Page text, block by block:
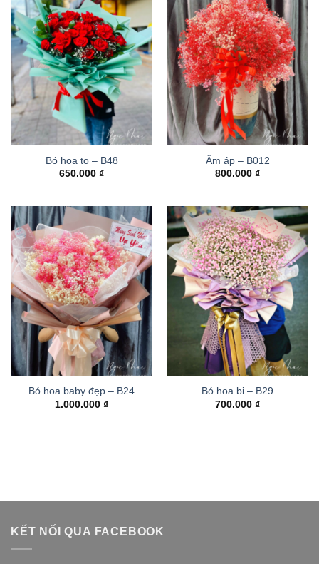
Bó hoa to – B48
650.000 ₫
Ấm áp – B012
800.000 ₫
Bó hoa baby đẹp – B24
1.000.000 ₫
Bó hoa bi – B29
700.000 ₫
KẾT NỐI QUA FACEBOOK